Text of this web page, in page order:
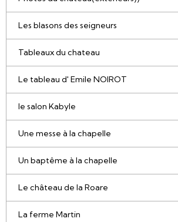
Les blasons des seigneurs
Tableaux du chateau
Le tableau d' Emile NOIROT
le salon Kabyle
Une messe à la chapelle
Un baptême à la chapelle
Le château de la Roare
La ferme Martin